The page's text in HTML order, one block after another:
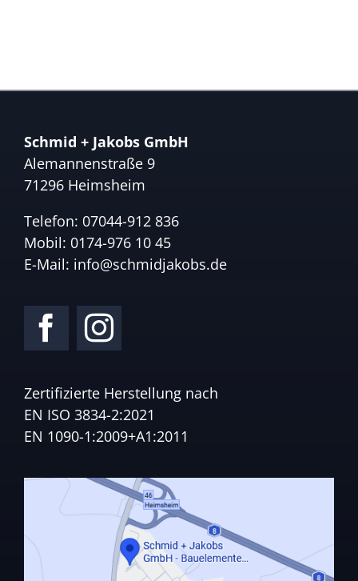
Schmid + Jakobs GmbH
Alemannenstraße 9
71296 Heimsheim
Telefon: 07044-912 836
Mobil: 0174-976 10 45
E-Mail: info@schmidjakobs.de
Zertifizierte Herstellung nach
EN ISO 3834-2:2021
EN 1090-1:2009+A1:2011